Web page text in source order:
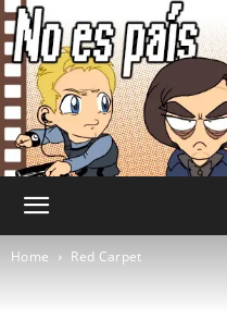
Home Red Carpet